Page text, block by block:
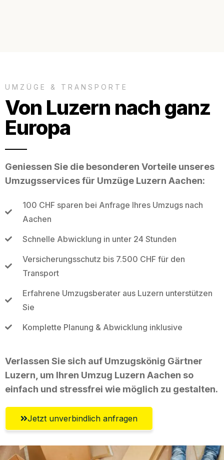
UMZÜGE & TRANSPORTE
Von Luzern nach ganz
Europa
Geniessen Sie die besonderen Vorteile unseres
Umzugsservices für Umzüge Luzern Aachen:
100 CHF sparen bei Anfrage Ihres Umzugs nach
Aachen
Schnelle Abwicklung in unter 24 Stunden
Versicherungsschutz bis 7.500 CHF für den
Transport
Erfahrene Umzugsberater aus Luzern unterstützen
Sie
Komplette Planung & Abwicklung inklusive
Verlassen Sie sich auf Umzugskönig Gärtner
Luzern, um Ihren Umzug Luzern Aachen so
einfach und stressfrei wie möglich zu gestalten.
Jetzt unverbindlich anfragen